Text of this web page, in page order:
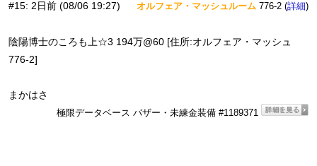
#15: 2日前 (08/06 19:27) オルフェア・マッシュルーム 776-2 (詳細)
陰陽博士のころも上☆3 194万@60 [住所:オルフェア・マッシュ
776-2]
まかはさ
極限データベース バザー・未練金装備 #1189371